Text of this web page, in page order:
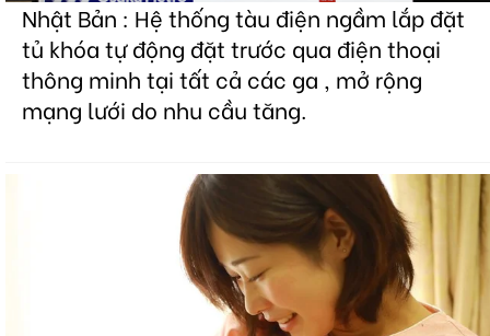
Nhật Bản : Hệ thống tàu điện ngầm lắp đặt
tủ khóa tự động đặt trước qua điện thoại
thông minh tại tất cả các ga , mở rộng
mạng lưới do nhu cầu tăng.